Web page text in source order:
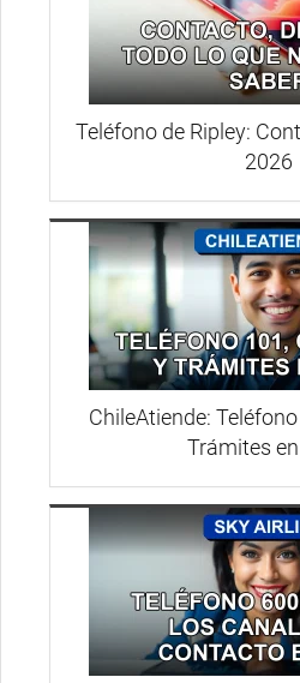
Teléfono de Ripley:
2026
ChileAtiende:
Trámites